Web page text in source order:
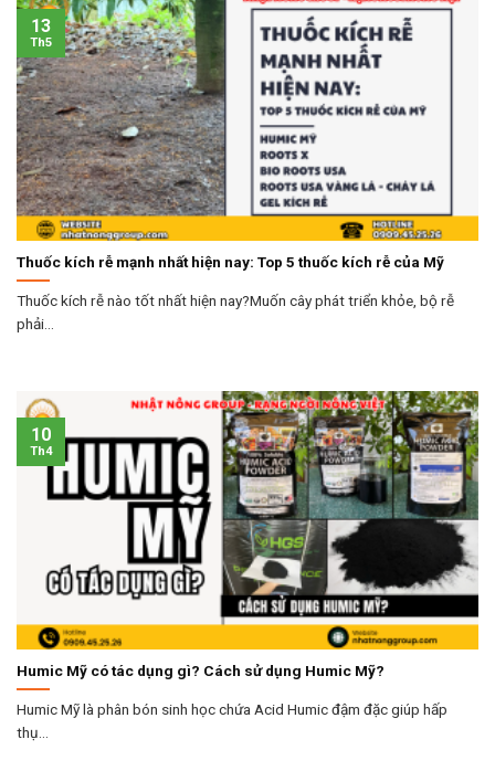
Thuốc kích rễ mạnh nhất hiện nay: Top 5 thuốc kích rễ của Mỹ
Thuốc kích rễ nào tốt nhất hiện nay?Muốn cây phát triển khỏe, bộ rễ
phải...
13
Th5
Humic Mỹ có tác dụng gì? Cách sử dụng Humic Mỹ?
Humic Mỹ là phân bón sinh học chứa Acid Humic đậm đặc giúp hấp
thụ...
10
Th4